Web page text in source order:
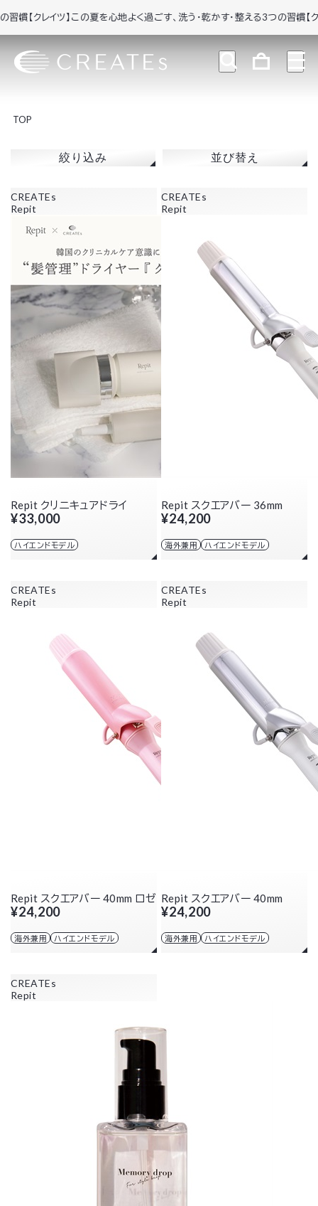
【クレイツ】この夏を心地よく過ごす、洗う・乾かす・整える3つの習慣【クレ
TOP
絞り込み 並び替え
CREATEs
Repit
Repit クリニキュアドライ
¥33,000
ハイエンドモデル
CREATEs
Repit
Repit スクエアバー 36mm
¥24,200
海外兼用 ハイエンドモデル
CREATEs
Repit
Repit スクエアバー 40mm ロゼ
¥24,200
海外兼用 ハイエンドモデル
CREATEs
Repit
Repit スクエアバー 40mm
¥24,200
海外兼用 ハイエンドモデル
CREATEs
Repit